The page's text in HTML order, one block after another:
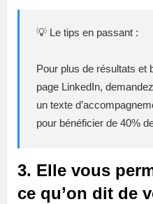
💡 Le tips en passant :
Pour plus de résultats et
page LinkedIn,
un texte
pour bénéficier de 40%
3. Elle vous
ce qu’on dit de